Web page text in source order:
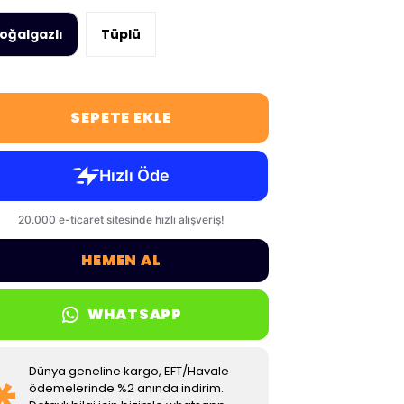
Tüplü
SEPETE EKLE
HEMEN AL
WHATSAPP
Dünya geneline kargo, EFT/Havale
ödemelerinde %2 anında indirim.